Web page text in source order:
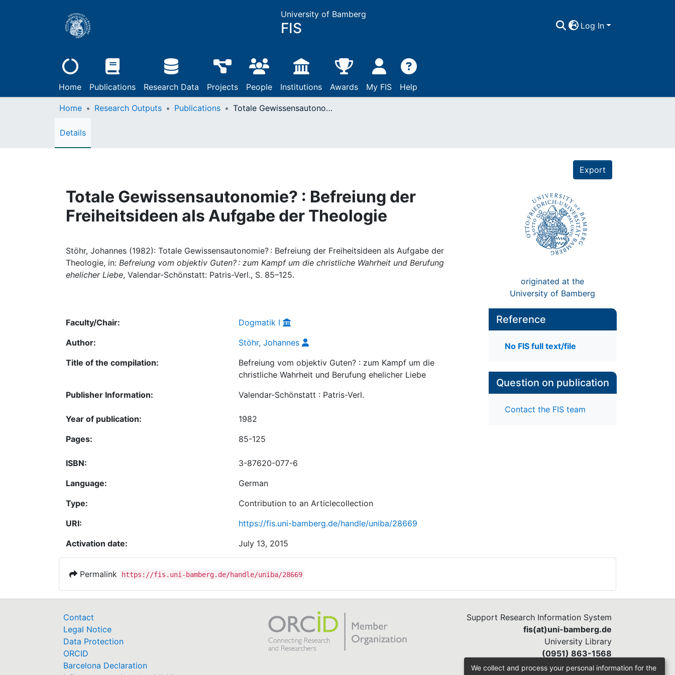
University of Bamberg
FIS Log In
Home Publications Research Data Projects People Institutions Awards My FIS Help
Home Research Outputs Publications Totale Gewissensautonomie? : Befreiung der Freiheitsideen als Aufgabe der Theologie
Details
Export
Totale Gewissensautonomie? : Befreiung der
Freiheitsideen als Aufgabe der Theologie
Stöhr, Johannes (1982): Totale Gewissensautonomie? : Befreiung der Freiheitsideen als Aufgabe der
Theologie, in: Befreiung vom objektiv Guten? : zum Kampf um die christliche Wahrheit und Berufung
ehelicher Liebe, Valendar-Schönstatt: Patris-Verl., S. 85–125.
originated at the
University of Bamberg
Faculty/Chair:
Dogmatik I
Author:
Stöhr, Johannes
Title of the compilation:
Befreiung vom objektiv Guten? : zum Kampf um die
christliche Wahrheit und Berufung ehelicher Liebe
Publisher Information:
Valendar-Schönstatt : Patris-Verl.
Year of publication:
1982
Pages:
85-125
ISBN:
3-87620-077-6
Language:
German
Type:
Contribution to an Articlecollection
URI:
https://fis.uni-bamberg.de/handle/uniba/28669
Activation date:
July 13, 2015
Reference
No FIS full text/file
Question on publication
Contact the FIS team
Permalink https://fis.uni-bamberg.de/handle/uniba/28669
Contact
Legal Notice
Data Protection
ORCID
Barcelona Declaration
Support Research Information System
fis(at)uni-bamberg.de
University Library
(0951) 863-1568
We collect and process your personal information for the